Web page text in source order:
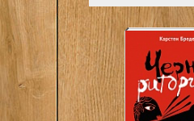
книг. Радислав
тренингов и
"Камасутре для
рассказывается,
волнение, какой
структура
и удержать
установить
должна быть
Исследования
подтверждают:
сидящих в зале